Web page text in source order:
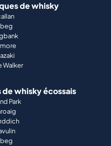
de whisky
Walker
whisky écossais
Park